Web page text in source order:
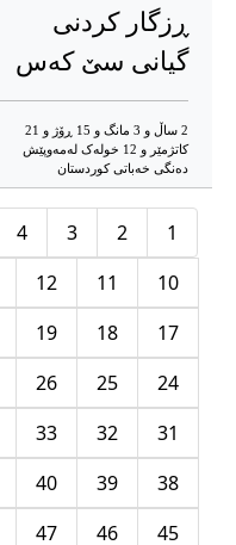
ڕزگار کردنی
گیانی سێ کەس
2 ساڵ و 3 مانگ و 15 ڕۆژ و 21
کاتژمێر و 12 خوله‌ک له‌مه‌وپێش‌
دەنگی خەباتی کوردستان
1
2
3
4
10
11
12
17
18
19
24
25
26
31
32
33
38
39
40
45
46
47